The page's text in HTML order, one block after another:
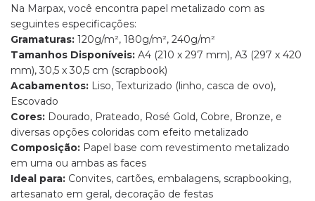
Na Marpax, você encontra papel metalizado com as
seguintes especificações:
Gramaturas: 120g/m², 180g/m², 240g/m²
Tamanhos Disponíveis: A4 (210 x 297 mm), A3 (297 x 420
mm), 30,5 x 30,5 cm (scrapbook)
Acabamentos: Liso, Texturizado (linho, casca de ovo),
Escovado
Cores: Dourado, Prateado, Rosé Gold, Cobre, Bronze, e
diversas opções coloridas com efeito metalizado
Composição: Papel base com revestimento metalizado
em uma ou ambas as faces
Ideal para: Convites, cartões, embalagens, scrapbooking,
artesanato em geral, decoração de festas